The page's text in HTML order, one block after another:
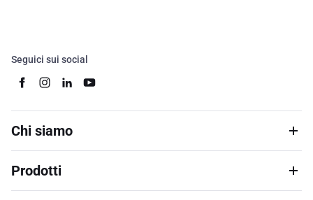
Seguici sui social
Chi siamo
Prodotti